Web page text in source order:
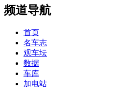
频道导航
首页
名车志
观车坛
数据
车库
加电站